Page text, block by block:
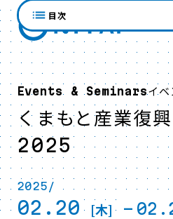
Events & Seminarsイ
くまもと産業復
2025
2025/
02.20 [木] -
目次